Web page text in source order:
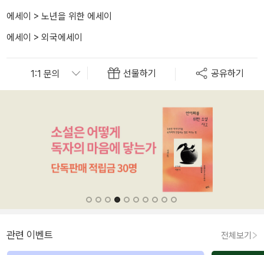
에세이 > 노년을 위한 에세이
에세이 > 외국에세이
선물하기 공유하기
관련 이벤트 전체보기